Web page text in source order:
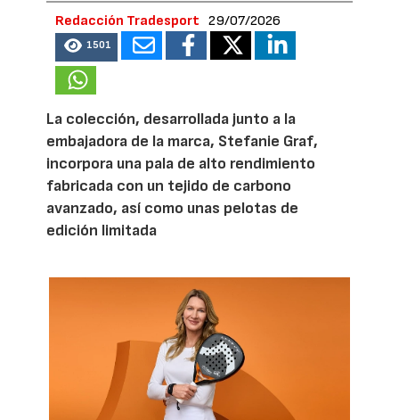
Redacción Tradesport 29/07/2026
1501
La colección, desarrollada junto a la
embajadora de la marca, Stefanie Graf,
incorpora una pala de alto rendimiento
fabricada con un tejido de carbono
avanzado, así como unas pelotas de
edición limitada